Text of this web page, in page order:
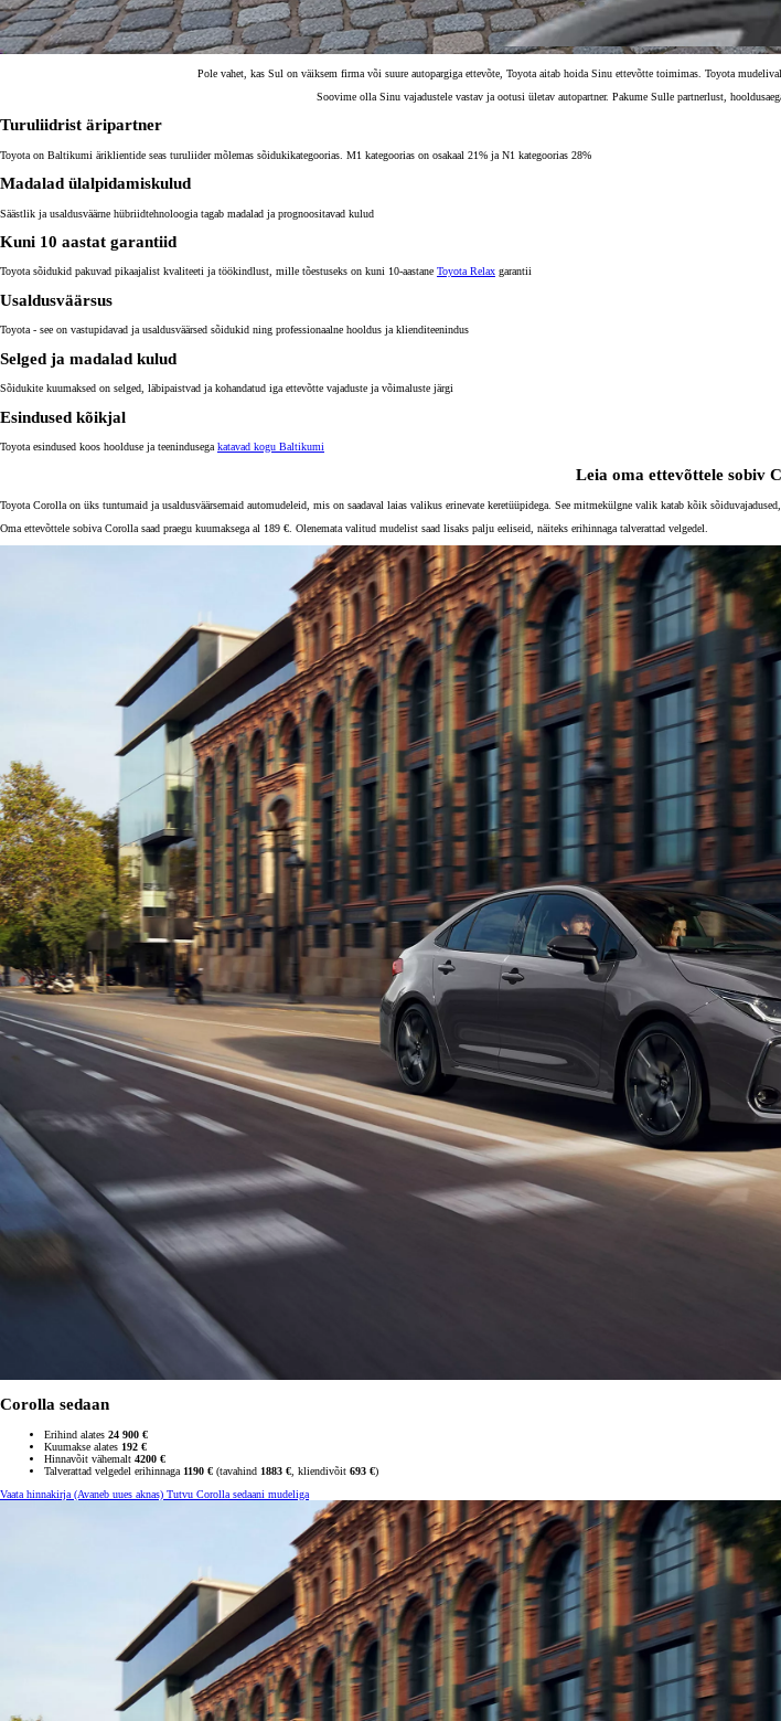
Alates 24 900 €
Pole vahet, kas Sul on väiksem firma või suure autopargiga ettevõte, Toyota aitab hoida Sinu ettevõtte toimimas. Toyota
Soovime olla Sinu vajadustele vastav ja ootusi ületav autopartner. Pakume Sulle partnerlust,
Turuliidrist äripartner
Toyota on Baltikumi äriklientide seas turuliider mõlemas sõidukikategoorias. M1 kategoorias on osakaal 21% ja N1 kategoorias 28%
Madalad ülalpidamiskulud
Säästlik ja usaldusväärne hübriidtehnoloogia tagab madalad ja prognoositavad kulud
Kuni 10 aastat garantiid
Toyota sõidukid pakuvad pikaajalist kvaliteeti ja töökindlust, mille tõestuseks on kuni 10-aastane Toyota Relax garantii
Usaldusväärsus
Toyota - see on vastupidavad ja usaldusväärsed sõidukid ning professionaalne hooldus ja klienditeenindus
Selged ja madalad kulud
Sõidukite kuumaksed on selged, läbipaistvad ja kohandatud iga ettevõtte vajaduste ja võimaluste järgi
Esindused kõikjal
Toyota esindused koos hoolduse ja teenindusega katavad kogu Baltikumi
Leia oma ettevõttele sobiv
Toyota Corolla on üks tuntumaid ja usaldusväärsemaid automudeleid, mis on saadaval laias valikus erinevate keretüüpidega. See mitmekülgne valik katab kõik
Oma ettevõttele sobiva Corolla saad praegu kuumaksega al 189 €. Olenemata valitud mudelist saad lisaks palju eeliseid, näiteks erihinnaga talverattad velgedel.
Corolla sedaan
Erihind alates 24 900 €
Kuumakse alates 192 €
Hinnavõit vähemalt 4200 €
Talverattad velgedel erihinnaga 1190 € (tavahind 1883 € , kliendivõit 693 €)
Vaata hinnakirja (Avaneb uues aknas) Tutvu Corolla sedaani mudeliga